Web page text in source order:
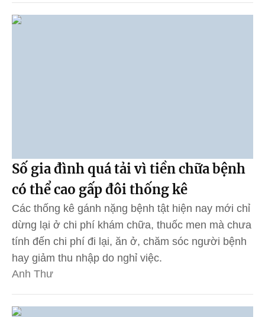
Số gia đình quá tải vì tiền chữa bệnh
có thể cao gấp đôi thống kê
Các thống kê gánh nặng bệnh tật hiện nay mới chỉ
dừng lại ở chi phí khám chữa, thuốc men mà chưa
tính đến chi phí đi lại, ăn ở, chăm sóc người bệnh
hay giảm thu nhập do nghỉ việc.
Anh Thư